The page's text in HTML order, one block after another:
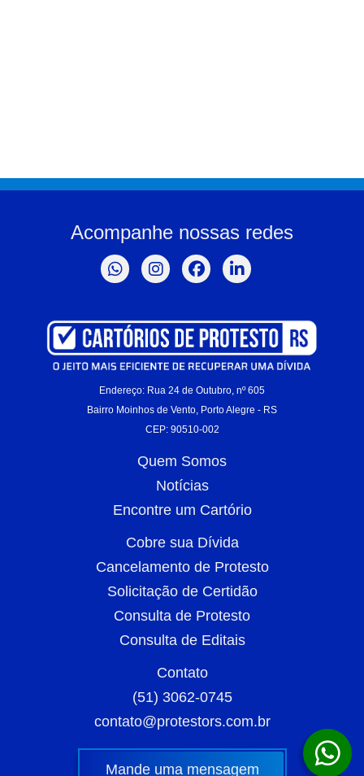
Acompanhe nossas redes
Endereço: Rua 24 de Outubro, nº 605
Bairro Moinhos de Vento, Porto Alegre - RS
CEP: 90510-002
Quem Somos
Notícias
Encontre um Cartório
Cobre sua Dívida
Cancelamento de Protesto
Solicitação de Certidão
Consulta de Protesto
Consulta de Editais
Contato
(51) 3062-0745
contato@protestors.com.br
Mande uma mensagem